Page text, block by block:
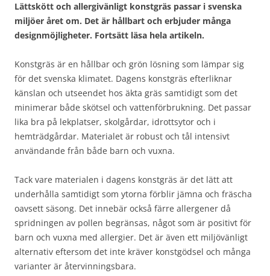
Lättskött och allergivänligt konstgräs passar i svenska
miljöer året om. Det är hållbart och erbjuder många
designmöjligheter. Fortsätt läsa hela artikeln.
Konstgräs är en hållbar och grön lösning som lämpar sig
för det svenska klimatet. Dagens konstgräs efterliknar
känslan och utseendet hos äkta gräs samtidigt som det
minimerar både skötsel och vattenförbrukning. Det passar
lika bra på lekplatser, skolgårdar, idrottsytor och i
hemträdgårdar. Materialet är robust och tål intensivt
användande från både barn och vuxna.
Tack vare materialen i dagens konstgräs är det lätt att
underhålla samtidigt som ytorna förblir jämna och fräscha
oavsett säsong. Det innebär också färre allergener då
spridningen av pollen begränsas, något som är positivt för
barn och vuxna med allergier. Det är även ett miljövänligt
alternativ eftersom det inte kräver konstgödsel och många
varianter är återvinningsbara.